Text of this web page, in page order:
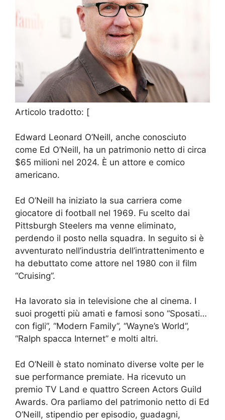
Articolo tradotto: [
Edward Leonard O’Neill, anche conosciuto
come Ed O’Neill, ha un patrimonio netto di circa
$65 milioni nel 2024. È un attore e comico
americano.
Ed O’Neill ha iniziato la sua carriera come
giocatore di football nel 1969. Fu scelto dai
Pittsburgh Steelers ma venne eliminato,
perdendo il posto nella squadra. In seguito si è
avventurato nell’industria dell’intrattenimento e
ha debuttato come attore nel 1980 con il film
“Cruising”.
Ha lavorato sia in televisione che al cinema. I
suoi progetti più amati e famosi sono “Sposati…
con figli”, “Modern Family”, “Wayne’s World”,
“Ralph spacca Internet” e molti altri.
Ed O’Neill è stato nominato diverse volte per le
sue performance premiate. Ha ricevuto un
premio TV Land e quattro Screen Actors Guild
Awards. Ora parliamo del patrimonio netto di Ed
O’Neill, stipendio per episodio, guadagni,